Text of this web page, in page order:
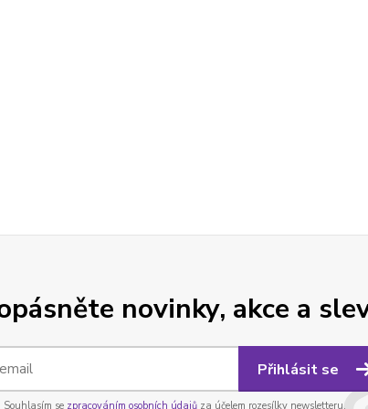
novinky, akce a
Přihlásit se
Souhlasím se zpracováním osobních údajůza účelem rozesílky newsletteru.